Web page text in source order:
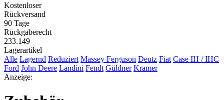
Kostenloser
Rückversand
90 Tage
Rückgaberecht
233.149
Lagerartikel
Alle Lagernd Reduziert Massey Ferguson Deutz Fiat Case IH / IHC
Ford John Deere Landini Fendt Güldner Kramer
Anzeige: